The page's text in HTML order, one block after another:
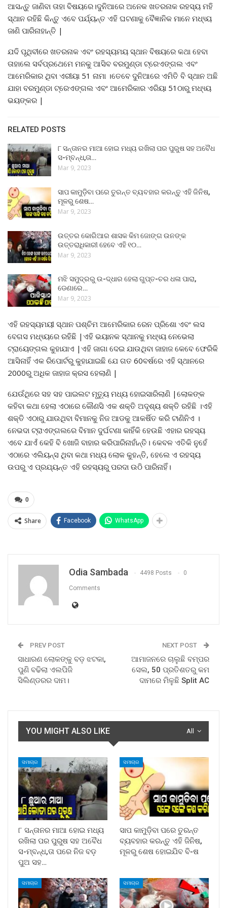
ଆସନ୍ତୁ ଜାଣିବା ତାହା ବିଷୟରେ।ଦୁନିଆରେ ଅନେକ ଖତରନାକ ରହସ୍ୟ ମହି
ସ୍ଥାନ ରହିଛି କିନ୍ତୁ ଏବେ ପର୍ଯ୍ୟନ୍ତ ଏହି ଘଟଣାକୁ ବୈଜ୍ଞାନିକ ମାନେ ମଧ୍ୟ୍ୟ
ଜାଣି ପାରିନାହାନ୍ତି |
ଯଦି ପୃଥିବୀରେ ଖତରନାକ ଏବଂ ରହସ୍ୟମୟ ସ୍ଥାନ ବିଷୟରେ କଥା ହେବା
ତାହାଲେ ସର୍ବପ୍ରଥେମେ ମନକୁ ଆସିବ ବରମୁଣ୍ଡା ଟ୍ରେଏଙ୍ଗଲ ଏବଂ
ଆମେରିକାର ଥିବା ଏରୀୟା 51 ନାମା ।ତେବେ ଦୁନିଆରେ ଏମିତି ବି ସ୍ଥାନ ଅଛି
ଯାହା ବରମୁଣ୍ଡା ଟ୍ରେଏଙ୍ଗଲ ଏବଂ ଆମେରିକାର ଏରିୟା 51ଠାରୁ ମଧ୍ୟ୍ୟ
ଭୟଙ୍କର |
RELATED POSTS
୮ ସନ୍ତାନର ମାଆ ହୋଇ ମଧ୍ୟ ରଖିଲା ପର ପୁରୁଷ ସହ ଅବୈଧ
ସ-ମ୍ବନ୍ଧ,ତା…
Mar 9, 2023
ସାପ କାମୁଡ଼ିବା ପରେ ତୁରନ୍ତ ବ୍ୟବହାର କରନ୍ତୁ ଏହି ଜିନିଷ,
ମୂଳରୁ ଶେଷ…
Mar 9, 2023
ଉତ୍ତର କୋରିଆର ଶାସକ କିମ ଜୋଙ୍ଗ ଉନଙ୍କ
ଉତ୍ତରାଧିକାରୀ ହେବେ ଏହି ୧୦…
Mar 9, 2023
ମଝି ସମୁଦ୍ରରୁ ଉ-ଦ୍ଧାର ହେଲା ଗୁପ୍ତ-ଚର ଧଳା ପାରା,
ଡେଣାରେ…
Mar 9, 2023
ଏହି ରହସ୍ୟମୟୀ ସ୍ଥାନ ପଶ୍ଚିମ ଆମେରିକାର ରେନ ପ୍ରିଶୋ ଏବଂ ଲସ
ବେଗସ ମଧ୍ୟ୍ୟରେ ରହିଛି |ଏହି ଭୟାନକ ସ୍ଥାନକୁ ମଧ୍ୟ୍ୟ ନେଭେଲା
ଟ୍ରାୟେଙ୍ଗଲ କୁହାଯାଏ |ଏହି ଜାଗା ଦେଇ ଯାଉଥିବା ଜାହାଜ କେବେ ଫେରିକି
ଆସିନାହିଁ ଏକ ରିପୋର୍ଟରୁ କୁହାଯାଇଛି ଯେ ଗତ 60ବର୍ଷରେ ଏହି ସ୍ଥାନରେ
2000ରୁ ଅଧିକ ଜାହାଜ କ୍ରସ ହେଲାଣି |
ଯେଉଁଥିରେ ସହ ସହ ପାଇଲଟ ମୃତ୍ୟୁ ମଧ୍ୟ ହୋଇସାରିଲାଣି |ଲୋକଙ୍କ
କହିବା କଥା ହେଲା ଏଠାରେ କୌଣସି ଏକ ଶକ୍ତି ଅଦୃଶ୍ୟ ଶକ୍ତି ରହିଛି ।ଏହି
ଶକ୍ତି ଏଠାରୁ ଯାଉଥିବା ବିମାନକୁ ନିଜ ଆଡକୁ ଆକର୍ଷିତ କରି ଟାଣିନିଏ ।
ନେଭଦା ଟ୍ରାଏଙ୍ଗଲରେ ବିମାନ ଦୁର୍ଘଟଣା କାହିଁକି ହେଉଛି ଏହାର ରହସ୍ୟ
ଏବେ ଯାଏଁ କେହି ବି ଖୋଜି ବାହାର କରିପାରିନାହାଁନ୍ତି। କେବଳ ଏତିକି ନୁହେଁ
ଏଠାରେ ଏଲିୟନ୍ସ ଥିବା କଥା ମଧ୍ୟ ଲୋକ କୁହନ୍ତି, ହେଲେ ଏ ରହସ୍ୟ
ଉପରୁ ଏ ପ୍ରଯ୍ୟନ୍ତ ଏହି ରହସ୍ୟରୁ ପରଦା ଉଠି ପାରିନାହିଁ।
0
Share Facebook WhatsApp
Odia Sambada 4498 Posts 0
Comments
PREV POST
ସାଧାରଣ ଲୋକଙ୍କୁ ବଡ଼ ଝଟକା,
ପୁଣି ବଢିଲା ଏଲପିଜି
ସିଲିଣ୍ଡରର ଦାମ।
NEXT POST
ଆମାଜନରେ ଚାଲୁଛି ବମ୍ପର
ସେଲ, 50 ପ୍ରତିଶତରୁ କମ
ଦାମରେ ମିଳୁଛି Split AC
All
YOU MIGHT ALSO LIKE
ସମାଚାର
୮ ସନ୍ତାନର ମାଆ ହୋଇ ମଧ୍ୟ
ରଖିଲା ପର ପୁରୁଷ ସହ ଅବୈଧ
ସ-ମ୍ବନ୍ଧ,ତା ପରେ ନିଜ ବଡ଼
ପୁଅ ସହ…
ସମାଚାର
ସାପ କାମୁଡ଼ିବା ପରେ ତୁରନ୍ତ
ବ୍ୟବହାର କରନ୍ତୁ ଏହି ଜିନିଷ,
ମୂଳରୁ ଶେଷ ହୋଇଯିବ ବି-ଷ
ସମାଚାର ସମାଚାର